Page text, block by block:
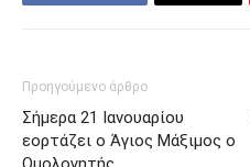
Προηγούμενο άρθρο
Σήμερα 21 Ιανουαρίου
εορτάζει ο Άγιος Μάξιμος ο